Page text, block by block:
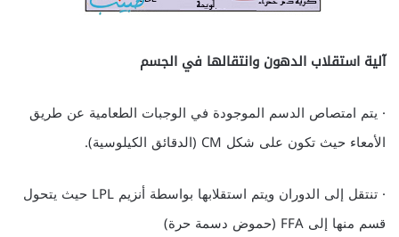
آلية استقلاب الدهون وانتقالها في الجسم
· يتم امتصاص الدسم الموجودة في الوجبات الطعامية عن طريق
الأمعاء حيث تكون على شكل CM (الدقائق الكيلوسية).
· تنتقل إلى الدوران ويتم استقلابها بواسطة أنزيم LPL حيث يتحول
قسم منها إلى FFA (حموض دسمة حرة)